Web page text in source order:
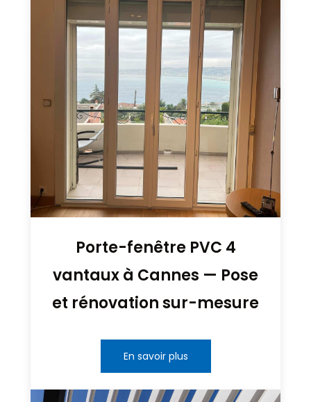
Porte-fenêtre PVC 4
vantaux à Cannes — Pose
et rénovation sur-mesure
En savoir plus